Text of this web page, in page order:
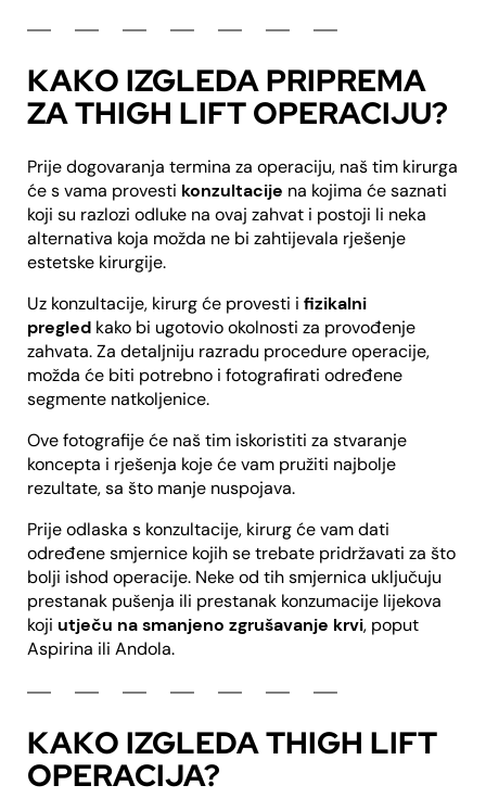
KAKO IZGLEDA PRIPREMA
ZA THIGH LIFT OPERACIJU?
Prije dogovaranja termina za operaciju, naš tim kirurga
će s vama provesti konzultacije na kojima će saznati
koji su razlozi odluke na ovaj zahvat i postoji li neka
alternativa koja možda ne bi zahtijevala rješenje
estetske kirurgije.
Uz konzultacije, kirurg će provesti i fizikalni
pregled kako bi ugotovio okolnosti za provođenje
zahvata. Za detaljniju razradu procedure operacije,
možda će biti potrebno i fotografirati određene
segmente natkoljenice.
Ove fotografije će naš tim iskoristiti za stvaranje
koncepta i rješenja koje će vam pružiti najbolje
rezultate, sa što manje nuspojava.
Prije odlaska s konzultacije, kirurg će vam dati
određene smjernice kojih se trebate pridržavati za što
bolji ishod operacije. Neke od tih smjernica uključuju
prestanak pušenja ili prestanak konzumacije lijekova
koji utječu na smanjeno zgrušavanje krvi, poput
Aspirina ili Andola.
KAKO IZGLEDA THIGH LIFT
OPERACIJA?